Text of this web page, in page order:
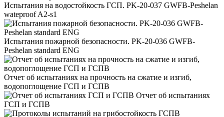
Испытания на водостойкость ГСП. PK-20-037 GWFB-Peshelan
wateproof A2-s1
Испытания пожарной безопасности. PK-20-036 GWFB-
Peshelan standard ENG
Отчет об испытаниях на прочность на сжатие и изгиб,
водопоглощение ГСП и ГСПВ
Отчет об испытаниях
ГСП и ГСПВ